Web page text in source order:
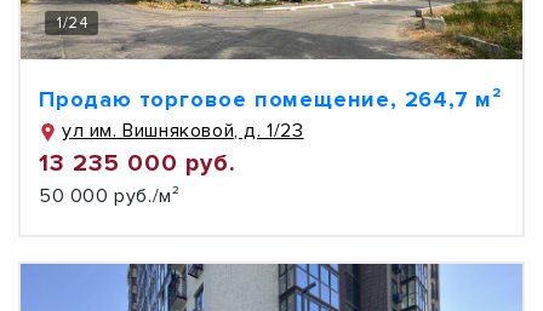
1/24
Продаю торговое помещение, 264,7 м²
ул им. Вишняковой, д. 1/23
13 235 000 руб.
50 000 руб./м²